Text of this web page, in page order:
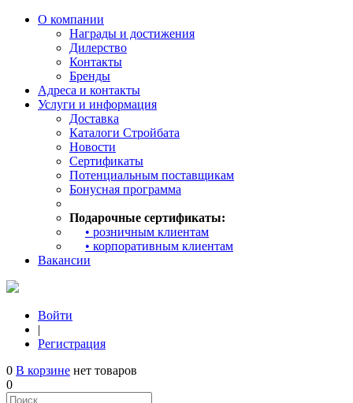
О компании
Награды и достижения
Дилерство
Контакты
Бренды
Адреса и контакты
Услуги и информация
Доставка
Каталоги Стройбата
Новости
Сертификаты
Потенциальным поставщикам
Бонусная программа
Подарочные сертификаты:
• розничным клиентам
• корпоративным клиентам
Вакансии
Войти
|
Регистрация
0 В корзине нет товаров
0